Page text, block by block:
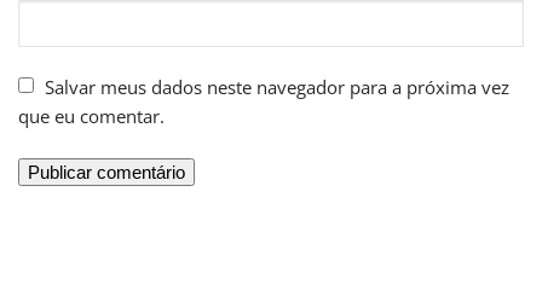
Salvar meus dados neste navegador para a próxima vez
que eu comentar.